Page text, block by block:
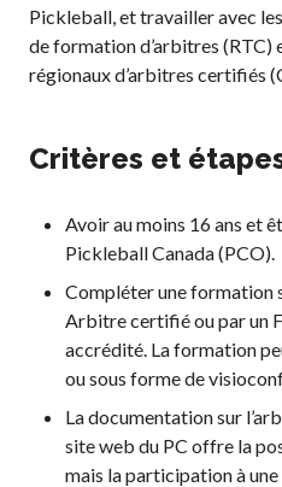
Règles de base
Pickleball récréatif
Développement à
Règles officielles de
pickleball
Endroits où jouer
Recherche de clubs
Programme de
formation des
Pickleball, et travailler avec
de formation d’arbitres (RTC)
régionaux d’arbitres certifiés
Critères et
Avoir au moins 16 ans et
Pickleball Canada (PCO).
Compléter une formation
Arbitre certifié ou par un
accrédité. La formation
ou sous forme de
La documentation sur
site web du PC offre la
mais la participation à